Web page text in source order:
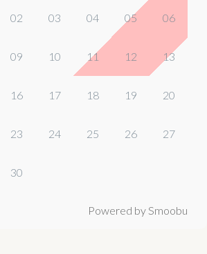
02 03 04 05 06
09 10 11 12 13
16 17 18 19 20
23 24 25 26 27
30
Powered by Smoobu